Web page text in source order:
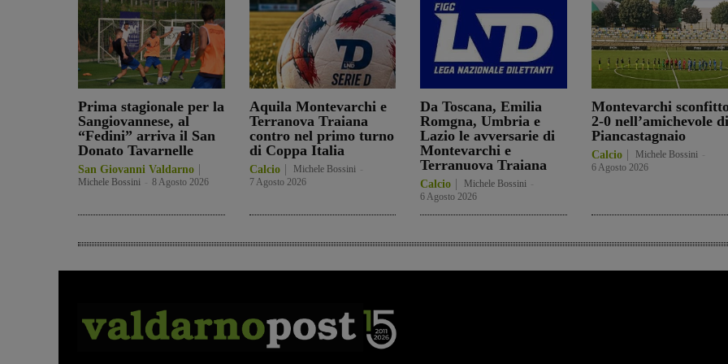
Prima stagionale per la
Sangiovannese, al
“Fedini” arriva il San
Donato Tavarnelle
San Giovanni Valdarno
Michele Bossini 8 Agosto 2026
Aquila Montevarchi e
Terranova Traiana
contro nel primo turno
di Coppa Italia
Calcio Michele Bossini
7 Agosto 2026
Da Toscana, Emilia
Romgna, Umbria e
Lazio le avversarie di
Montevarchi e
Terranuova Traiana
Calcio Michele Bossini
6 Agosto 2026
Montevarchi
2-0 nell’amichevole di
Piancastagnaio
Calcio Michele Bossini
6 Agosto 2026